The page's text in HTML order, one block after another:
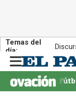
Temas del
día:
n
u